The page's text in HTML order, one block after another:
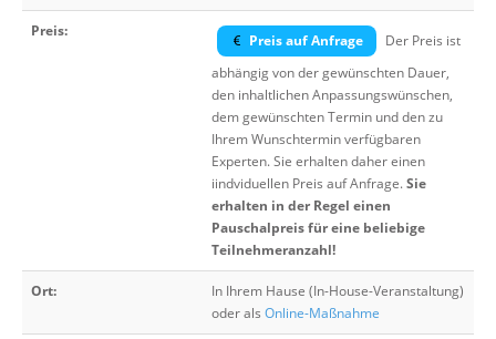
Preis:
Preis auf Anfrage
Der Preis ist
abhängig von der gewünschten Dauer,
den inhaltlichen Anpassungswünschen,
dem gewünschten Termin und den zu
Ihrem Wunschtermin verfügbaren
Experten. Sie erhalten daher einen
iindviduellen Preis auf Anfrage.Sie
erhalten in der Regel einen
Pauschalpreis für eine beliebige
Teilnehmeranzahl!
Ort:
In Ihrem Hause (In-House-Veranstaltung)
oder als Online-Maßnahme